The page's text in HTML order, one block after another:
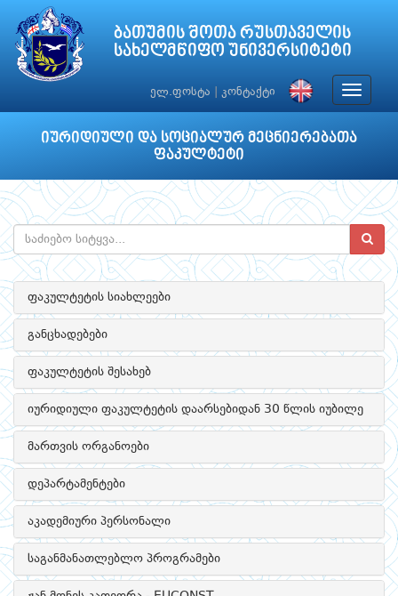
ბათუმის შოთა რუსთაველის
სახელმწიფო უნივერსიტეტი
ელ.ფოსტა კონტაქტი
Toggle
იურიდიული და სოციალურ მეცნიერებათა
ფაკულტეტი
ფაკულტეტის სიახლეები
განცხადებები
ფაკულტეტის შესახებ
იურიდიული ფაკულტეტის დაარსებიდან 30 წლის იუბილე
მართვის ორგანოები
დეპარტამენტები
აკადემიური პერსონალი
საგანმანათლებლო პროგრამები